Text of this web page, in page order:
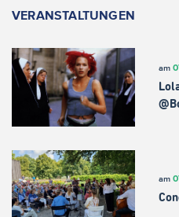
VERANSTALTUNGEN
am
am